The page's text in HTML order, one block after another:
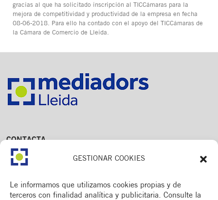
GESTIONAR COOKIES
Le informamos que utilizamos cookies propias y de
terceros con finalidad analítica y publicitaria. Consulte la
gracias al que ha solicitado inscripción al TICCámaras para la
mejora de competitividad y productividad de la empresa en fecha
08-06-2018. Para ello ha contado con el apoyo del TICCámaras de
la Cámara de Comercio de Lleida.
CONTACTA
Av. Dr. Fleming, 15,
2n. 1a
T. 973 245 133
M. 672 018 236